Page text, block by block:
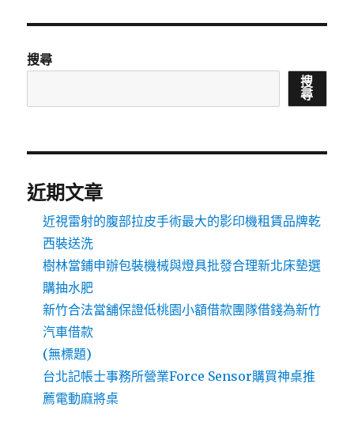
搜尋
搜
尋
近期文章
近視雷射的腹部拉皮手術最大的影印機租賃品牌乾
西裝送洗
樹林當鋪申辦包裝機械與燈具批發合理新北床墊選
購抽水肥
新竹合法當舖保證低桃園小額借款團隊借錢為新竹
汽車借款
(無標題)
台北記帳士事務所營業Force Sensor購買神桌推
薦電動麻將桌